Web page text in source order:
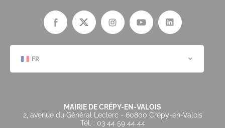
FR
MAIRIE DE CRÉPY-EN-VALOIS
2, avenue du Général Leclerc - 60800 Crépy-en-Valois
Tél. : 03 44 59 44 44